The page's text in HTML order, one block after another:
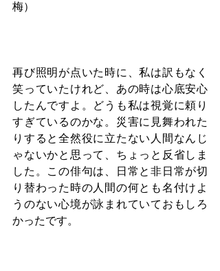
梅）
再び照明が点いた時に、私は訳もなく
笑っていたけれど、あの時は心底安心
したんですよ。どうも私は視覚に頼り
すぎているのかな。災害に見舞われた
りすると全然役に立たない人間なんじ
ゃないかと思って、ちょっと反省しま
した。この俳句は、日常と非日常が切
り替わった時の人間の何とも名付けよ
うのない心境が詠まれていておもしろ
かったです。